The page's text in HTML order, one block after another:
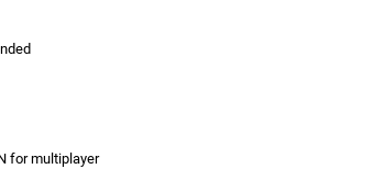
for multiplayer